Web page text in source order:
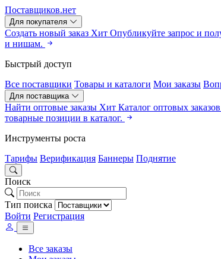
Поставщиков.нет
Для покупателя
Создать новый заказ Хит Опубликуйте запрос и
и нишам.
Быстрый доступ
Все поставщики Товары и каталоги Мои заказы
Для поставщика
Найти оптовые заказы Хит Каталог оптовых
товарные позиции в каталог.
Инструменты роста
Тарифы Верификация Баннеры Поднятие
Поиск
Тип поиска
Войти Регистрация
Все заказы